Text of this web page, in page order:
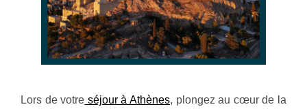
Lors de votre séjour à Athènes, plongez au cœur de la